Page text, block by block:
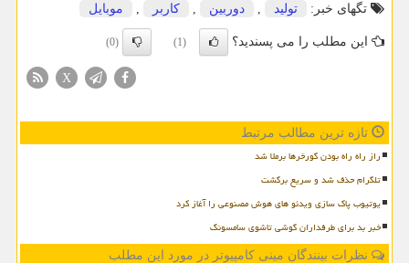
تگهای خبر:
تولید دوربین كاربر موبایل
این مطلب را می پسندید؟ (1)
(0)
X
تازه ترین مطالب مرتبط
راز راه راه بودن گورخرها برملا شد
تلگرام حذف شد و سریع برگشت
یوتیوب پاک سازی ویدئو های هوش مصنوعی را آغاز کرد
خبر بد برای طرفداران گوشی تاشوی سامسونگ
نظرات بینندگان مینی کامپیوتر در مورد این مطلب